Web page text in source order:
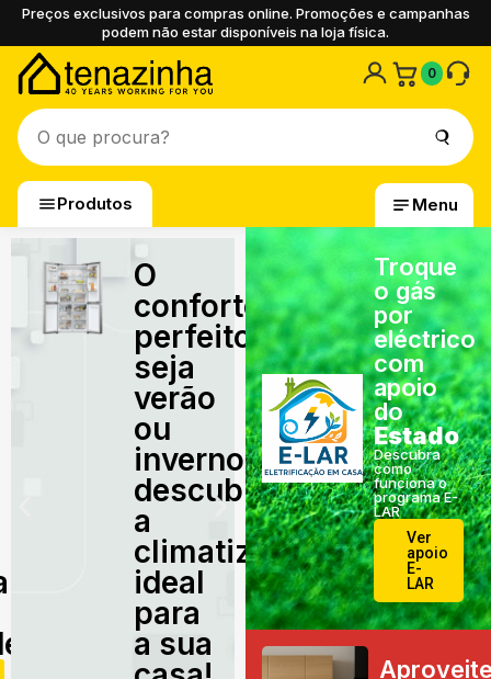
Preços exclusivos para compras online. Promoções e campanhas
podem não estar disponíveis na loja física.
0
Produtos Menu
O
conforto
perfeito,
seja
verão
ou
inverno,
descubra
a
climatização
ideal
para
a sua
Troque
o gás
por
eléctrico
com
apoio
do
Estado
Descubra
como
funciona o
programa E-
LAR
Ver
apoio
E-
LAR